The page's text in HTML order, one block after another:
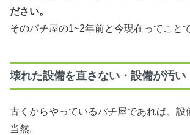
ださい。
そのパチ屋の1~2年前と今現在ってこと
壊れた設備を直さない・設備が汚い
古くからやっているパチ屋であれば、設
当然。